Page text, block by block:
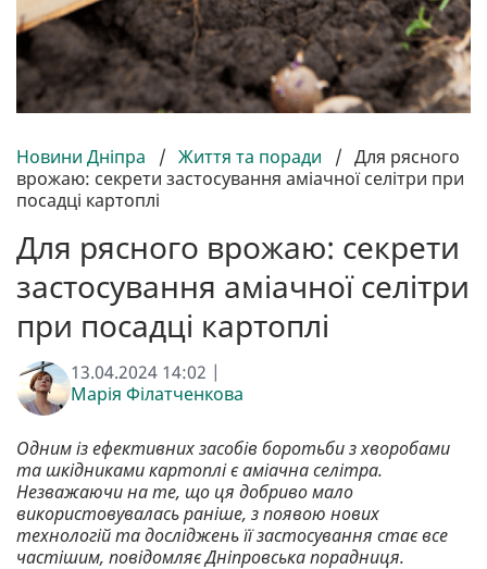
Новини Дніпра / Життя та поради / Для рясного
врожаю: секрети застосування аміачної селітри при
посадці картоплі
Для рясного врожаю: секрети
застосування аміачної селітри
при посадці картоплі
13.04.2024 14:02 |
Марія Філатченкова
Одним із ефективних засобів боротьби з хворобами
та шкідниками картоплі є аміачна селітра.
Незважаючи на те, що ця добриво мало
використовувалась раніше, з появою нових
технологій та досліджень її застосування стає все
частішим, повідомляє Дніпровська порадниця.